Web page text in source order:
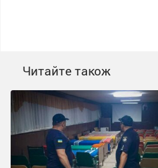
Читайте також